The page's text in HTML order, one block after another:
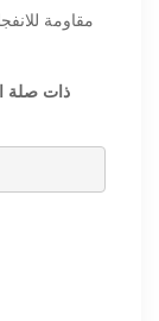
مقاومة
ذات صلة